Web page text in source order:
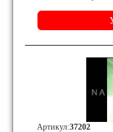
Артикул:37202